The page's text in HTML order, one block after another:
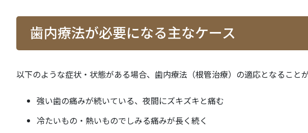
歯内療法が必要になる主なケース
以下のような症状・状態がある場合、歯内療法（根管治療）の適応となることが
強い歯の痛みが続いている、夜間にズキズキと痛む
冷たいもの・熱いものでしみる痛みが長く続く